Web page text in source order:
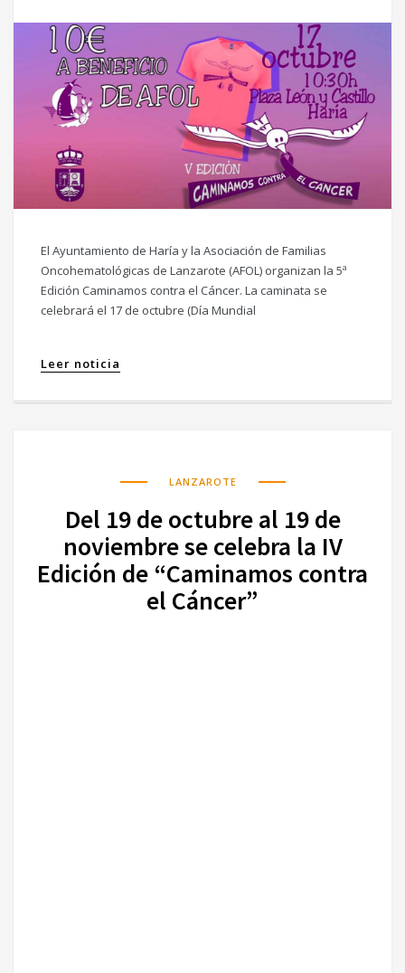
El Ayuntamiento de Haría y la Asociación de Familias
Oncohematológicas de Lanzarote (AFOL) organizan la 5ª
Edición Caminamos contra el Cáncer. La caminata se
celebrará el 17 de octubre (Día Mundial
Leer noticia
LANZAROTE
Del 19 de octubre al 19 de
noviembre se celebra la IV
Edición de “Caminamos contra
el Cáncer”